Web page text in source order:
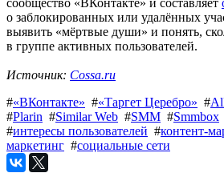
сообщество «ВКонтакте» и составляет
о заблокированных или удалённых
выявить «мёртвые души» и понять,
в группе активных пользователей.
Источник: Cossa.ru
#«ВКонтакте» #«Таргет Церебро» #
#Plarin #Similar Web #SMM #Smmbox
#интересы пользователей #контент-
маркетинг #социальные сети